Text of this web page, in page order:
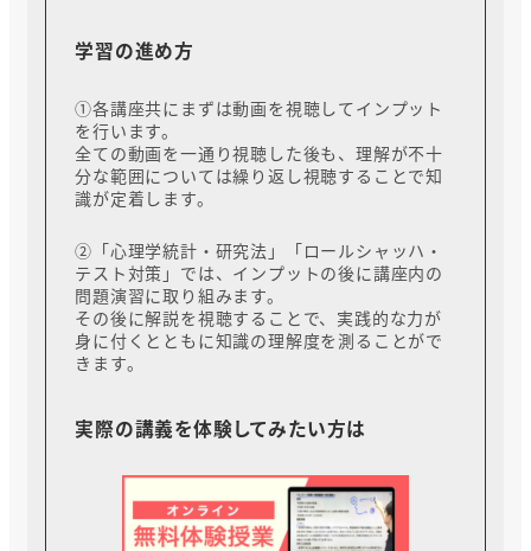
学習の進め方
①各講座共にまずは動画を視聴してインプット
を行います。
全ての動画を一通り視聴した後も、理解が不十
分な範囲については繰り返し視聴することで知
識が定着します。
②「心理学統計・研究法」「ロールシャッハ・
テスト対策」では、インプットの後に講座内の
問題演習に取り組みます。
その後に解説を視聴することで、実践的な力が
身に付くとともに知識の理解度を測ることがで
きます。
実際の講義を体験してみたい方は